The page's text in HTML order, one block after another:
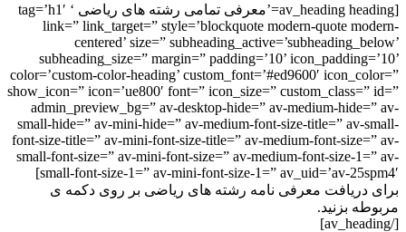
[av_heading heading=’معرفی تمامی رشته های ریاضی ‘ tag=’h1′
link=” link_target=” style=’blockquote modern-quote modern-
centered’ size=” subheading_active=’subheading_below’
subheading_size=” margin=” padding=’10’ icon_padding=’10’
color=’custom-color-heading’ custom_font=’#ed9600′ icon_color=”
show_icon=” icon=’ue800′ font=” icon_size=” custom_class=” id=”
admin_preview_bg=” av-desktop-hide=” av-medium-hide=” av-
small-hide=” av-mini-hide=” av-medium-font-size-title=” av-small-
font-size-title=” av-mini-font-size-title=” av-medium-font-size=” av-
small-font-size=” av-mini-font-size=” av-medium-font-size-1=” av-
small-font-size-1=” av-mini-font-size-1=” av_uid=’av-25spm4′]
برای دریافت معرفی نامه رشته های ریاضی بر روی دکمه ی
مربوطه بزنید.
[/av_heading]